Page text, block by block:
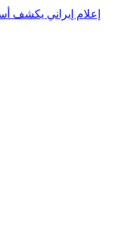
إعلام إيراني يكشف